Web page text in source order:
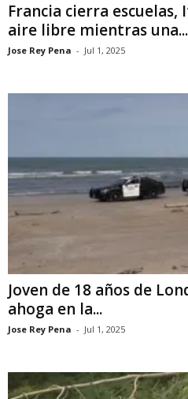
Francia cierra
aire libre mientras una...
Jose Rey Pena - Jul 1, 2025
Joven de 18 años de
ahoga en la...
Jose Rey Pena - Jul 1, 2025